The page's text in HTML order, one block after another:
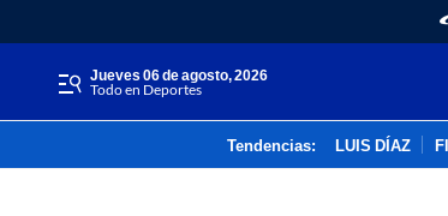
jueves 06 de agosto, 2026
Todo en Deportes
Tendencias: LUIS DÍAZ